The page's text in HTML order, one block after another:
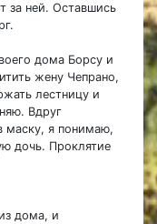
за ней. Оставшись
дома Борсу и
жену Чепрано,
лестницу и
Вдруг
маску, я понимаю,
дочь. Проклятие
дома, и